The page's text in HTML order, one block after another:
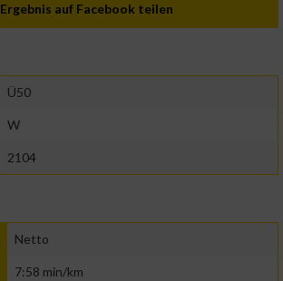
Ergebnis auf Facebook teilen
Ü50
W
2104
Netto
7:58 min/km